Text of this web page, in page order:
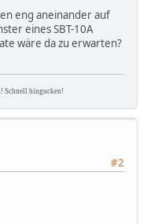
eng aneinander auf
eines SBT-10A
wäre da zu erwarten?
Schnell hingucken!
#2